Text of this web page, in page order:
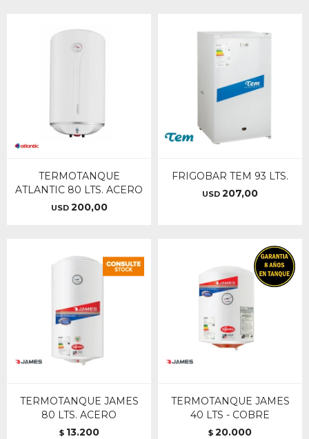
TERMOTANQUE
ATLANTIC 80 LTS. ACERO
USD 200,00
FRIGOBAR TEM 93 LTS.
USD 207,00
TERMOTANQUE JAMES
80 LTS. ACERO
$ 13.200
TERMOTANQUE JAMES
40 LTS - COBRE
$ 20.000